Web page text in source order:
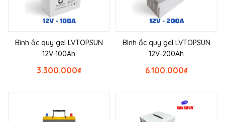
Bình ắc quy gel LVTOPSUN
12V-100Ah
₫
3.300.000
Bình ắc quy gel LVTOPSUN
12V-200Ah
₫
6.100.000